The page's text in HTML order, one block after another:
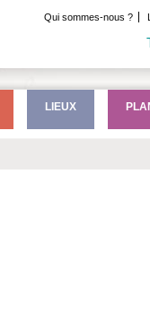
Qui sommes-nous ?
LIEUX